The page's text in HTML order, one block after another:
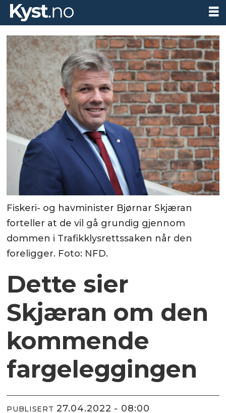
Fiskeri- og havminister Bjørnar Skjæran
forteller at de vil gå grundig gjennom
dommen i Trafikklysrettssaken når den
foreligger. Foto: NFD.
Dette sier
Skjæran om den
kommende
fargeleggingen
PUBLISERT 27.04.2022 - 08:00